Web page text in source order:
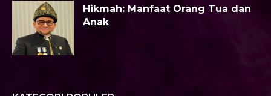
Hikmah: Manfaat Orang Tua dan
Anak